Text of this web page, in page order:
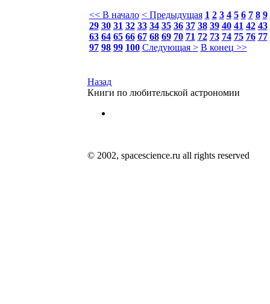
<< В начало < Предыдущая 1 2 3 4 5 6 7 8 9
29 30 31 32 33 34 35 36 37 38 39 40 41 42 43
63 64 65 66 67 68 69 70 71 72 73 74 75 76 77
97 98 99 100 Следующая > В конец >>
Назад
Книги по любительской астрономии
© 2002, spacescience.ru all rights reserved